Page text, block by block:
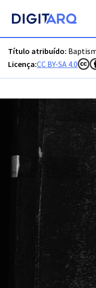
Título atribuído:
Licença:CC BY-SA 4.0